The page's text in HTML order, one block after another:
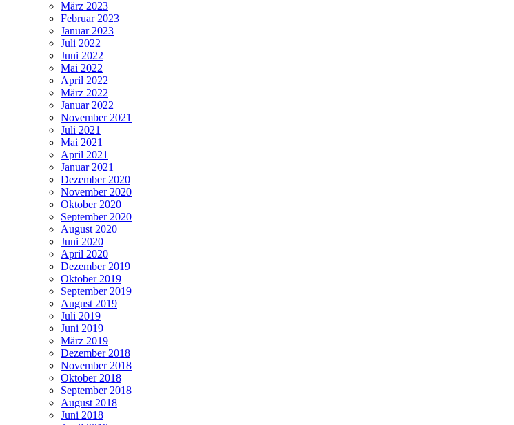
März 2023
Februar 2023
Januar 2023
Juli 2022
Juni 2022
Mai 2022
April 2022
März 2022
Januar 2022
November 2021
Juli 2021
Mai 2021
April 2021
Januar 2021
Dezember 2020
November 2020
Oktober 2020
September 2020
August 2020
Juni 2020
April 2020
Dezember 2019
Oktober 2019
September 2019
August 2019
Juli 2019
Juni 2019
März 2019
Dezember 2018
November 2018
Oktober 2018
September 2018
August 2018
Juni 2018